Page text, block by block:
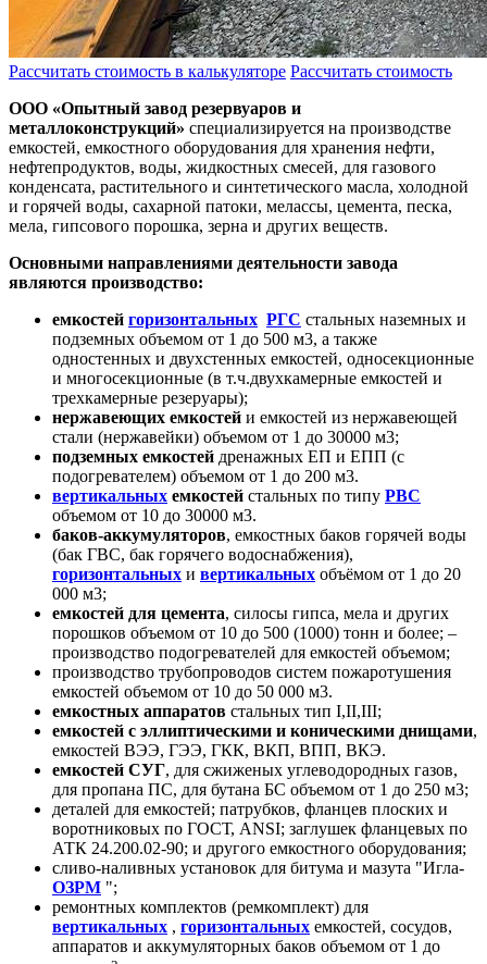
Рассчитать стоимость в калькуляторе Рассчитать стоимость
ООО «Опытный завод резервуаров и
металлоконструкций» специализируется на производстве
емкостей, емкостного оборудования для хранения нефти,
нефтепродуктов, воды, жидкостных смесей, для газового
конденсата, растительного и синтетического масла, холодной
и горячей воды, сахарной патоки, мелассы, цемента, песка,
мела, гипсового порошка, зерна и других веществ.
Основными направлениями деятельности завода
являются производство:
емкостей горизонтальных РГС стальных наземных и
подземных объемом от 1 до 500 м3, а также
одностенных и двухстенных емкостей, односекционные
и многосекционные (в т.ч.двухкамерные емкостей и
трехкамерные резеруары);
нержавеющих емкостей и емкостей из нержавеющей
стали (нержавейки) объемом от 1 до 30000 м3;
подземных емкостей дренажных ЕП и ЕПП (с
подогревателем) объемом от 1 до 200 м3.
вертикальных емкостей стальных по типу РВС
объемом от 10 до 30000 м3.
баков-аккумуляторов, емкостных баков горячей воды
(бак ГВС, бак горячего водоснабжения),
горизонтальных и вертикальных объёмом от 1 до 20
000 м3;
емкостей для цемента, силосы гипса, мела и других
порошков объемом от 10 до 500 (1000) тонн и более; –
производство подогревателей для емкостей объемом;
производство трубопроводов систем пожаротушения
емкостей объемом от 10 до 50 000 м3.
емкостных аппаратов стальных тип I,II,III;
емкостей с эллиптическими и коническими днищами,
емкостей ВЭЭ, ГЭЭ, ГКК, ВКП, ВПП, ВКЭ.
емкостей СУГ, для сжиженых углеводородных газов,
для пропана ПС, для бутана БС объемом от 1 до 250 м3;
деталей для емкостей; патрубков, фланцев плоских и
воротниковых по ГОСТ, ANSI; заглушек фланцевых по
АТК 24.200.02-90; и другого емкостного оборудования;
сливо-наливных установок для битума и мазута "Игла-
ОЗРМ ";
ремонтных комплектов (ремкомплект) для
вертикальных , горизонтальных емкостей, сосудов,
аппаратов и аккумуляторных баков объемом от 1 до